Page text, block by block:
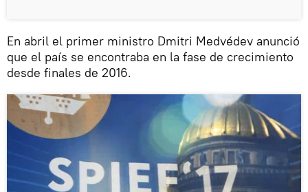
En abril el primer ministro Dmitri Medvédev anunció
que el país se encontraba en la fase de crecimiento
desde finales de 2016.